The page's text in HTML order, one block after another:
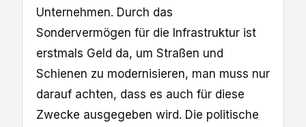
Unternehmen. Durch das
Sondervermögen für die Infrastruktur ist
erstmals Geld da, um Straßen und
Schienen zu modernisieren, man muss nur
darauf achten, dass es auch für diese
Zwecke ausgegeben wird. Die politische